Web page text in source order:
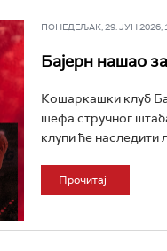
ПОНЕДЕЉАК, 29. ЈУН 2026,
Бајерн нашао
Кошаркашки клуб
шефа стручног
клупи ће наследити
Прочитај